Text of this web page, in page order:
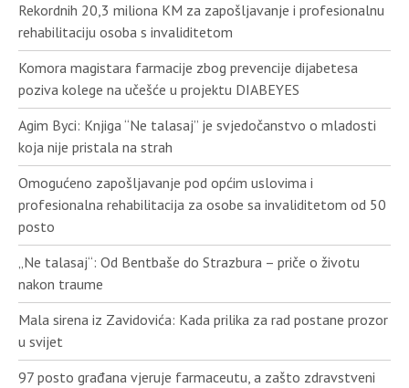
Rekordnih 20,3 miliona KM za zapošljavanje i profesionalnu
rehabilitaciju osoba s invaliditetom
Komora magistara farmacije zbog prevencije dijabetesa
poziva kolege na učešće u projektu DIABEYES
Agim Byci: Knjiga “Ne talasaj” je svjedočanstvo o mladosti
koja nije pristala na strah
Omogućeno zapošljavanje pod općim uslovima i
profesionalna rehabilitacija za osobe sa invaliditetom od 50
posto
„Ne talasaj“: Od Bentbaše do Strazbura – priče o životu
nakon traume
Mala sirena iz Zavidovića: Kada prilika za rad postane prozor
u svijet
97 posto građana vjeruje farmaceutu, a zašto zdravstveni